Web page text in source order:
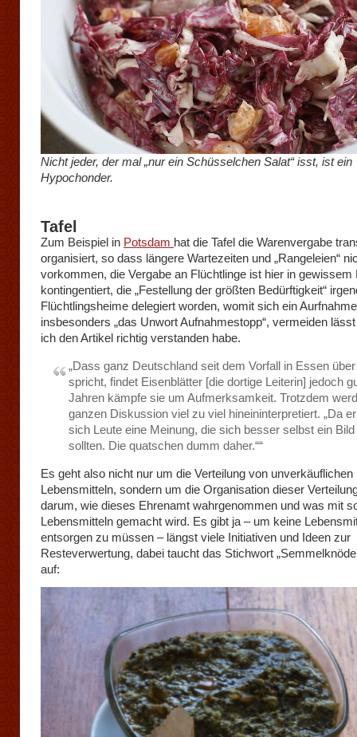
Nicht jeder, der mal „nur ein Schüsselchen Salat“ isst, ist ein
Hypochonder.
Tafel
Zum Beispiel in Potsdam hat die Tafel die Warenvergabe
organisiert, so dass längere Wartezeiten und „Rangeleien“
vorkommen, die Vergabe an Flüchtlinge ist hier in gewissem
kontingentiert, die „Festellung der größten Bedürftigkeit“
Flüchtlingsheime delegiert worden, womit sich ein
insbesonders „das Unwort Aufnahmestopp“, vermeiden
ich den Artikel richtig verstanden habe.
„Dass ganz Deutschland seit dem Vorfall in Essen über
spricht, findet Eisenblätter [die dortige Leiterin] jedoch
Jahren kämpfe sie um Aufmerksamkeit. Trotzdem
ganzen Diskussion viel zu viel hineininterpretiert. „Da
sich Leute eine Meinung, die sich besser selbst ein
sollten. Die quatschen dumm daher.““
Es geht also nicht nur um die Verteilung von unverkäuflichen
Lebensmitteln, sondern um die Organisation dieser
darum, wie dieses Ehrenamt wahrgenommen und was mit
Lebensmitteln gemacht wird. Es gibt ja – um keine
entsorgen zu müssen – längst viele Initiativen und Ideen zur
Resteverwertung, dabei taucht das Stichwort
auf: